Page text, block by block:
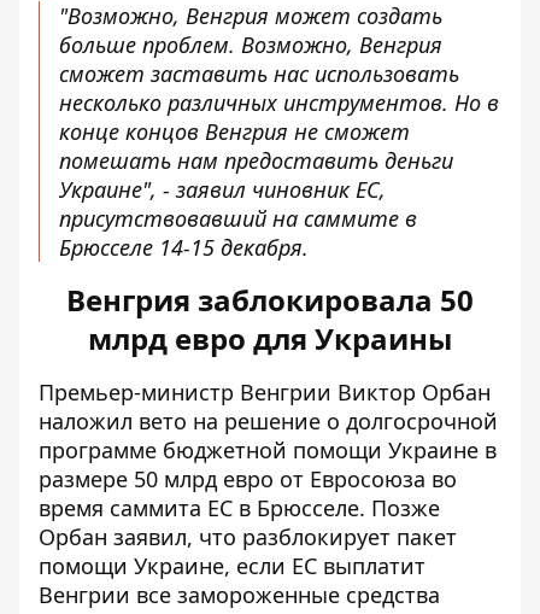
"Возможно, Венгрия может создать
больше проблем. Возможно, Венгрия
сможет заставить нас использовать
несколько различных инструментов. Но в
конце концов Венгрия не сможет
помешать нам предоставить деньги
Украине", - заявил чиновник ЕС,
присутствовавший на саммите в
Брюсселе 14-15 декабря.
Венгрия заблокировала 50
млрд евро для Украины
Премьер-министр Венгрии Виктор Орбан
наложил вето на решение о долгосрочной
программе бюджетной помощи Украине в
размере 50 млрд евро от Евросоюза во
время саммита ЕС в Брюсселе. Позже
Орбан заявил, что разблокирует пакет
помощи Украине, если ЕС выплатит
Венгрии все замороженные средства